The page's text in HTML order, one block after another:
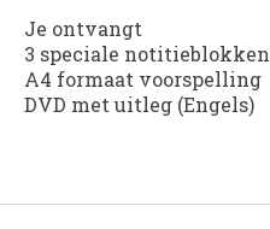
Je ontvangt
3 speciale notitieblokken
A4 formaat voorspelling
DVD met uitleg (Engels)